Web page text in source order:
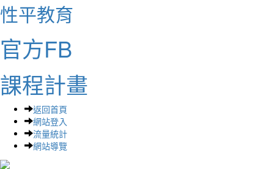
性平教育
官方FB
課程計畫
返回首頁
網站登入
流量統計
網站導覽